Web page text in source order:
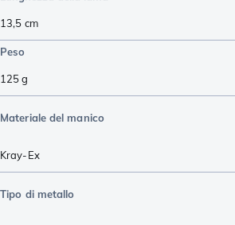
13,5 cm
Peso
125g
Materiale del manico
Kray-Ex
Tipo di metallo